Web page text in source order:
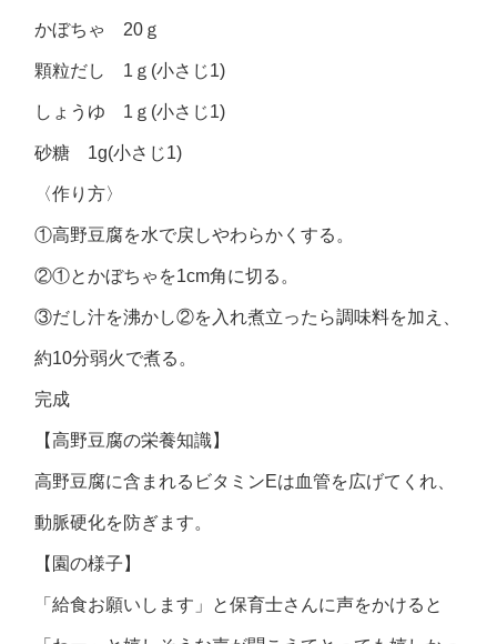
かぼちゃ 20ｇ
顆粒だし 1ｇ(小さじ1)
しょうゆ 1ｇ(小さじ1)
砂糖 1g(小さじ1)
〈作り方〉
①高野豆腐を水で戻しやわらかくする。
②①とかぼちゃを1cm角に切る。
③だし汁を沸かし②を入れ煮立ったら調味料を加え、
約10分弱火で煮る。
完成
【高野豆腐の栄養知識】
高野豆腐に含まれるビタミンEは血管を広げてくれ、
動脈硬化を防ぎます。
【園の様子】
「給食お願いします」と保育士さんに声をかけると